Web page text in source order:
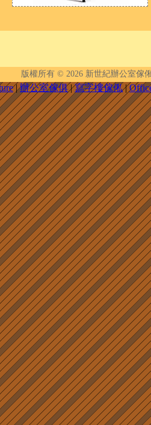
版權所有 © 2026 新世紀辦公室傢
|辦公室傢俱|寫字樓傢俬|